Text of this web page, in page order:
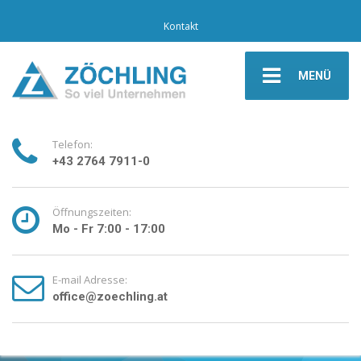
Kontakt
MENÜ
Telefon:
+43 2764 7911-0
Öffnungszeiten:
Mo - Fr 7:00 - 17:00
E-mail Adresse:
office@zoechling.at